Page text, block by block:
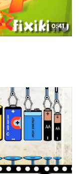
0:41